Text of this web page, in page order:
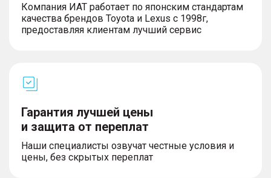
Компания ИАТ работает по японским стандартам
качества брендов Toyota и Lexus с 1998г,
предоставляя клиентам лучший сервис
Гарантия лучшей цены
и защита от переплат
Наши специалисты озвучат честные условия и
цены, без скрытых переплат